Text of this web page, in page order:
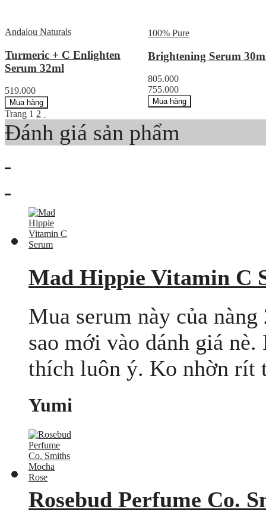
Andalou Naturals
Turmeric + C Enlighten
Serum 32ml
519.000
Mua hàng
100% Pure
Brightening Serum
805.000
755.000
Mua hàng
Trang 1 2
Đánh giá sản phẩm
Mad Hippie Vitamin C
Mua serum này của
sao mới vào dánh giá
thích luôn ý. Ko nhờn rít
Yumi
Rosebud Perfume Co.